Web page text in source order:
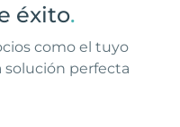
éxito.
como el tuyo
perfecta